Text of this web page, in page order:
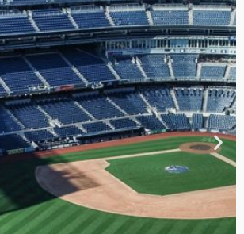
TOUR DE
CONTRASTES